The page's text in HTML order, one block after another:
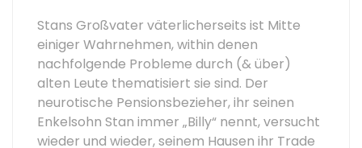
Stans Großvater väterlicherseits ist Mitte
einiger Wahrnehmen, within denen
nachfolgende Probleme durch (& über)
alten Leute thematisiert sie sind. Der
neurotische Pensionsbezieher, ihr seinen
Enkelsohn Stan immer „Billy“ nennt, versucht
wieder und wieder, seinem Hausen ihr Trade